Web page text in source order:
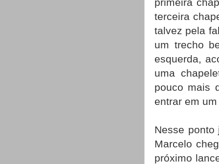
terceira
talvez pela
um trecho
esquerda,
uma
pouco mais
entrar em
Nesse ponto
Marcelo
próximo